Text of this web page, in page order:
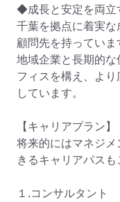
◆成長と安定を両立
千葉を拠点に着実
顧問先を持っていま
地域企業と長期的
フィスを構え、よ
しています。
【キャリアプラン】
将来的にはマネジ
きるキャリアパスも
１.コンサルタント